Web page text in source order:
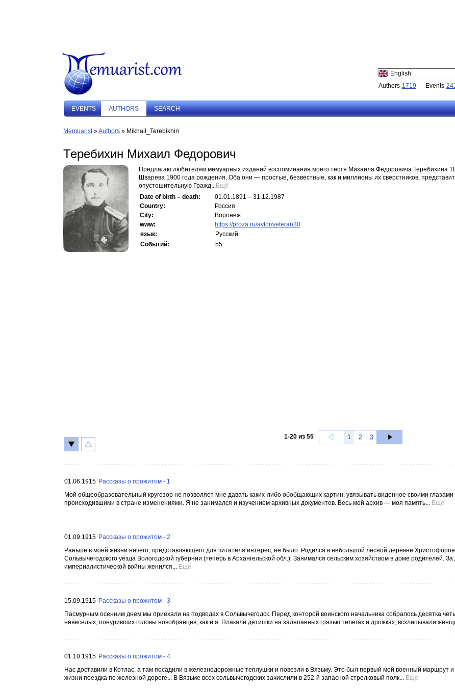
English
Authors 1719 Events
EVENTS AUTHORS SEARCH
Memuarist»Authors » Mikhail_Terebikhin
Теребихин Михаил Федорович
Предлагаю любителям мемуарных изданий воспоминания моего тестя Михаила Федоровича Теребихина
Шварева 1900 года рождения. Оба они — простые, безвестные, как и миллионы их сверстников,
опустошительную Гражд...Ещё
Date of birth – death:
01.01.1891 – 31.12.1987
Country:
Россия
City:
Воронеж
www:
https://proza.ru/avtor/veteran30
язык:
Русский
Событий:
55
1-20из 55 1 2 3
01.06.1915 Рассказы о прожитом - 1
Мой общеобразовательный кругозор не позволяет мне давать каких-либо обобщающих картин, увязывать виденное своими глазами
происходившими в стране изменениями. Я не занимался и изучением архивных документов. Весь мой архив — моя память... Ещё
01.09.1915 Рассказы о прожитом - 2
Раньше в моей жизни ничего, представляющего для читателя интерес, не было. Родился в небольшой лесной деревне
Сольвычегодского уезда Вологодской губернии (теперь в Архангельской обл.). Занимался сельским хозяйством в доме родителей. За
империалистической войны женился... Ещё
15.09.1915 Рассказы о прожитом - 3
Пасмурным осенним днем мы приехали на подводах в Сольвычегодск. Перед конторой воинского начальника собралось десятка
невеселых, понуривших головы новобранцев, как и я. Плакали детишки на заляпанных грязью телегах и дрожках, всхлипывали
01.10.1915 Рассказы о прожитом - 4
Нас доставили в Котлас, а там посадили в железнодорожные теплушки и повезли в Вязьму. Это был первый мой военный маршрут и
жизни поездка по железной дороге... В Вязьме всех сольвычегодских зачислили в 252-й запасной стрелковый полк... Ещё